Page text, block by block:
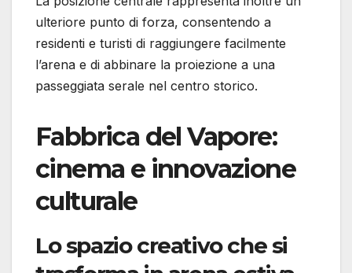
ulteriore punto di forza, consentendo a
residenti e turisti di raggiungere facilmente
l’arena e di abbinare la proiezione a una
passeggiata serale nel centro storico.
Fabbrica del Vapore:
cinema e innovazione
culturale
Lo spazio creativo che si